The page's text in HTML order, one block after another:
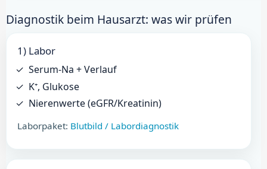
Diagnostik beim Hausarzt: was wir prüfen
1) Labor
Serum-Na + Verlauf
K⁺, Glukose
Nierenwerte (eGFR/Kreatinin)
Laborpaket: Blutbild / Labordiagnostik